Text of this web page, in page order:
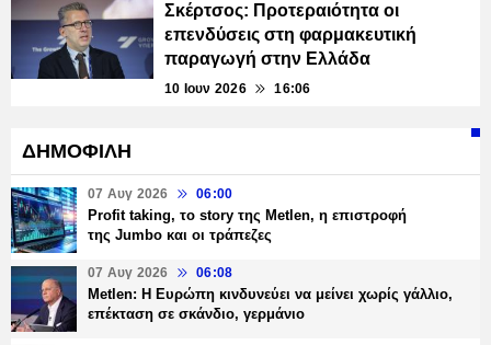
Σκέρτσος: Προτεραιότητα οι
επενδύσεις στη φαρμακευτική
παραγωγή στην Ελλάδα
10 Ιουν 2026 16:06
ΔΗΜΟΦΙΛΗ
07 Αυγ 2026 06:00
Profit taking, το story της Metlen, η επιστροφή
της Jumbo και οι τράπεζες
07 Αυγ 2026 06:08
Metlen: Η Ευρώπη κινδυνεύει να μείνει χωρίς γάλλιο,
επέκταση σε σκάνδιο, γερμάνιο